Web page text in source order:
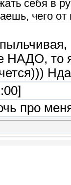
себя в
чего от
НАДО, то
про